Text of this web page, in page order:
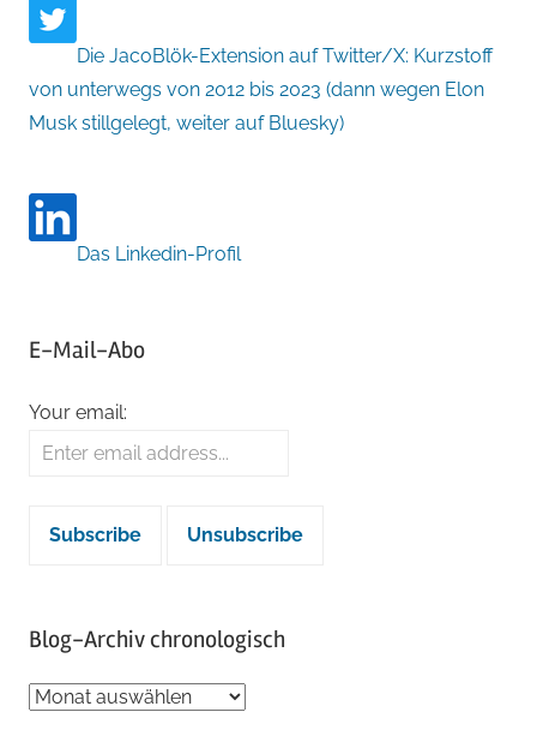
Die JacoBlök-Extension auf Twitter/X: Kurzstoff
von unterwegs von 2012 bis 2023 (dann wegen Elon
Musk stillgelegt, weiter auf Bluesky)
Das Linkedin-Profil
E-Mail-Abo
Your email:
Blog-Archiv chronologisch
Blog-